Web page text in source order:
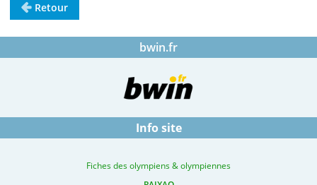
Retour
bwin.fr
Info site
Fiches des olympiens & olympiennes